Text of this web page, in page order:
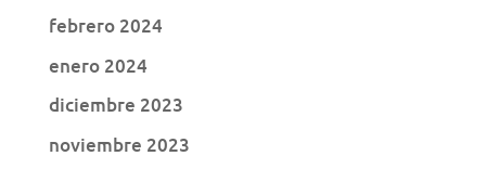
febrero 2024
enero 2024
diciembre 2023
noviembre 2023